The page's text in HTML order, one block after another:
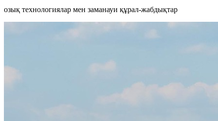
озық технологиялар мен заманауи құрал-жабдықтар